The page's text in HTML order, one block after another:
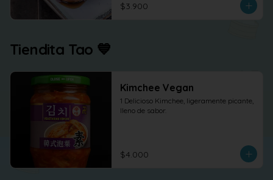
$3.900
Tiendita Tao 💙
Kimchee Vegan
1 Delicioso Kimchee, ligeramente picante,
lleno de sabor.
$4.000